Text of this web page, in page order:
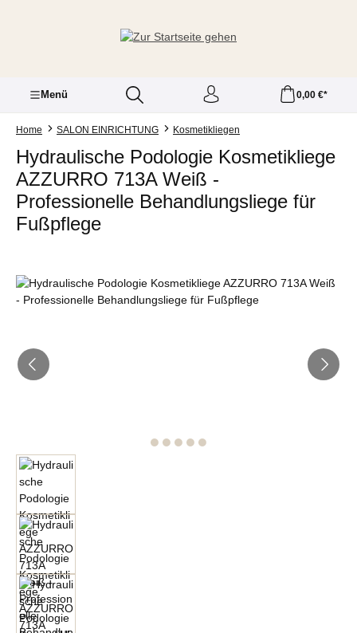
Menü 0,00 €*
Home SALON EINRICHTUNG Kosmetikliegen
Hydraulische Podologie Kosmetikliege
AZZURRO 713A Weiß -
Professionelle Behandlungsliege für
Fußpflege
Bildergalerie überspringen